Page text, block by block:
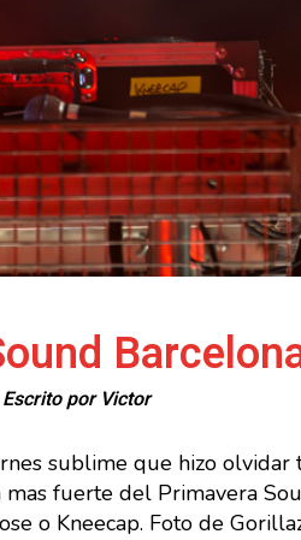
Escrito por Victor
sublime que hizo
fuerte del Primavera
o Kneecap. Foto de